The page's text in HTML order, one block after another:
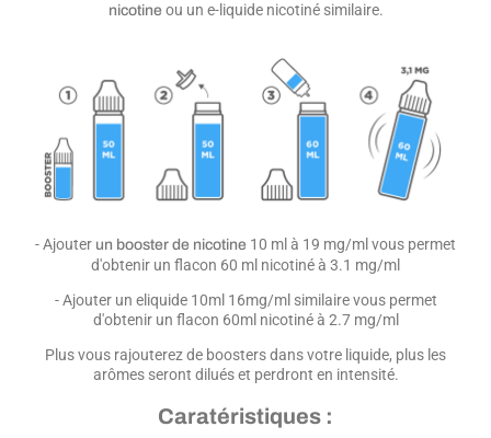
nicotine ou un e-liquide nicotiné similaire.
- Ajouter un booster de nicotine 10 ml à 19 mg/ml vous permet
d'obtenir un flacon 60 ml nicotiné à 3.1 mg/ml
- Ajouter un eliquide 10ml 16mg/ml similaire vous permet
d'obtenir un flacon 60ml nicotiné à 2.7 mg/ml
Plus vous rajouterez de boosters dans votre liquide, plus les
arômes seront dilués et perdront en intensité.
Caratéristiques :